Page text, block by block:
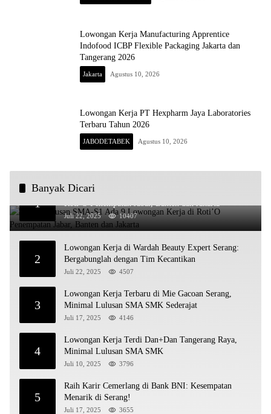
Lowongan Kerja Manufacturing Apprentice
Indofood ICBP Flexible Packaging Jakarta dan
Tangerang 2026
Jakarta Agustus 10, 2026
Lowongan Kerja PT Hexpharm Jaya Laboratories
Terbaru Tahun 2026
JABODETABEK Agustus 10, 2026
Banyak Dicari
1
Untuk Lulusan SMA-S1 Ada 9 Lowongan Kerja di
Juli 22, 2025 10407
2
Lowongan Kerja di Wardah Beauty Expert Serang:
Bergabunglah dengan Tim Kecantikan
Juli 22, 2025 4507
3
Lowongan Kerja Terbaru di Mie Gacoan Serang,
Minimal Lulusan SMA SMK Sederajat
Juli 17, 2025 4146
4
Lowongan Kerja Terdi Dan+Dan Tangerang Raya,
Minimal Lulusan SMA SMK
Juli 10, 2025 3796
5
Raih Karir Cemerlang di Bank BNI: Kesempatan
Menarik di Serang!
Juli 17, 2025 3655